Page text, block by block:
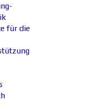
für die